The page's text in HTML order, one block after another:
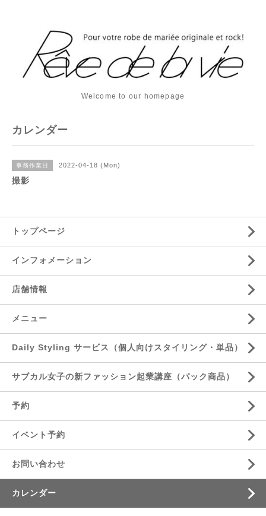
Welcome to our homepage
カレンダー
事務作業日 2022-04-18 (Mon)
撮影
トップページ
インフォメーション
店舗情報
メニュー
Daily Styling サービス（個人向けスタイリング・単品）
サブカル女子の新ファッション起業講座（パック商品）
予約
イベント予約
お問い合わせ
カレンダー